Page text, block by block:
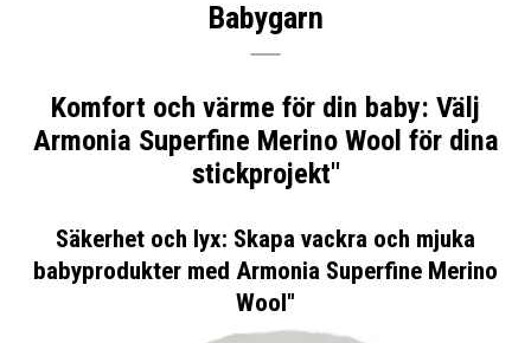
Babygarn
Komfort och värme för din baby: Välj
Armonia Superfine Merino Wool för dina
stickprojekt"
Säkerhet och lyx: Skapa vackra och mjuka
babyprodukter med Armonia Superfine Merino
Wool"